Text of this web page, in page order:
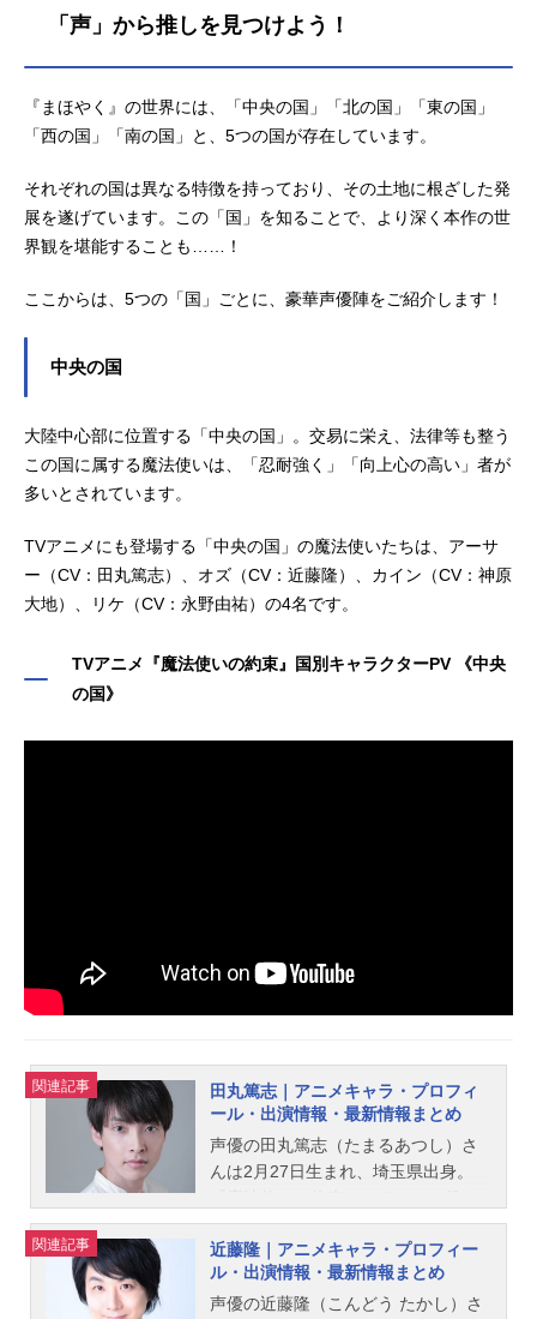
の各務原なでしこ役など、人気作品
オススメ記事をご紹介！
「声」から推しを見つけよう！
『まほやく』の世界には、「中央の国」「北の国」「東の国」
「西の国」「南の国」と、5つの国が存在しています。
それぞれの国は異なる特徴を持っており、その土地に根ざした発
展を遂げています。この「国」を知ることで、より深く本作の世
界観を堪能することも……！
ここからは、5つの「国」ごとに、豪華声優陣をご紹介します！
中央の国
大陸中心部に位置する「中央の国」。交易に栄え、法律等も整う
この国に属する魔法使いは、「忍耐強く」「向上心の高い」者が
多いとされています。
TVアニメにも登場する「中央の国」の魔法使いたちは、アーサ
ー（CV：田丸篤志）、オズ（CV：近藤隆）、カイン（CV：神原
大地）、リケ（CV：永野由祐）の4名です。
TVアニメ『魔法使いの約束』国別キャラクターPV 《中央
の国》
関連記事
田丸篤志｜アニメキャラ・プロフィ
ール・出演情報・最新情報まとめ
声優の田丸篤志（たまるあつし）さ
んは2月27日生まれ、埼玉県出身。
はじめ、『ディズニー ツイステッド
ワンダーランド』のアズール・アー
シェングロット役など、人気作品の
キャラクターを演じています。こち
関連記事
近藤隆｜アニメキャラ・プロフィー
ル・出演情報・最新情報まとめ
声優の近藤隆（こんどう たかし）さ